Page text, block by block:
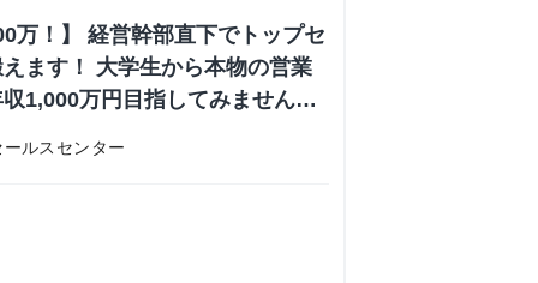
万！】 経営幹部直下でトップセ
ます！ 大学生から本物の営業
1,000万円目指してみません
あり #学歴不問 #未経験可
社日本セールスセンターの長
シップ
ルスセンター